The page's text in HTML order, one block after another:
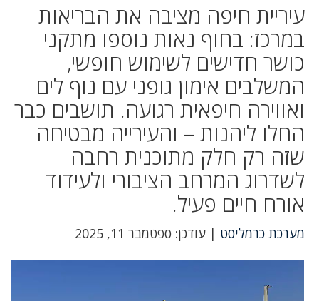
עיריית חיפה מציבה את הבריאות
במרכז: בחוף נאות נוספו מתקני
כושר חדישים לשימוש חופשי,
המשלבים אימון גופני עם נוף לים
ואווירה חיפאית רגועה. תושבים כבר
החלו ליהנות – והעירייה מבטיחה
שזה רק חלק מתוכנית רחבה
לשדרוג המרחב הציבורי ולעידוד
אורח חיים פעיל.
מערכת כרמליסט | עודכן: ספטמבר 11, 2025